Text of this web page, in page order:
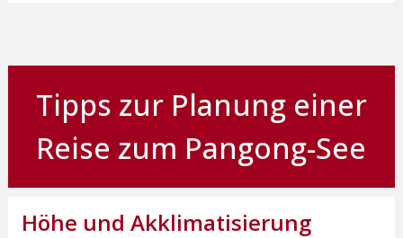
Tipps zur Planung einer
Reise zum Pangong-See
Höhe und Akklimatisierung